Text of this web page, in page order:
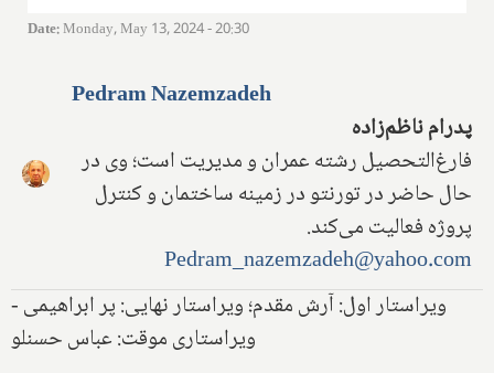
Date:Monday, May 13, 2024 - 20:30
Pedram Nazemzadeh
پدرام ناظم‌زاده‌
فارغ‌التحصیل رشته عمران و مدیریت است؛ وی در
حال حاضر در تورنتو در زمینه ساختمان و کنترل
پروژه فعالیت می‌کند.
Pedram_nazemzadeh@yahoo.com
ویراستار اول: آرش مقدم؛ ویراستار نهایی: پر ابراهیمی -
ویراستاری موقت: عباس حسنلو